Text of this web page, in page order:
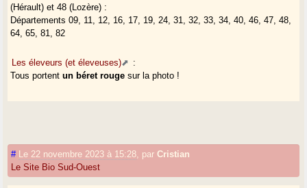
(Hérault) et 48 (Lozère) :
Départements 09, 11, 12, 16, 17, 19, 24, 31, 32, 33, 34, 40, 46, 47, 48,
64, 65, 81, 82
Les éleveurs (et éleveuses)
:
Tous portentun béret rouge sur la photo !
# Le 22 novembre 2023 à 15:28 parCristian
Le Site Bio Sud-Ouest